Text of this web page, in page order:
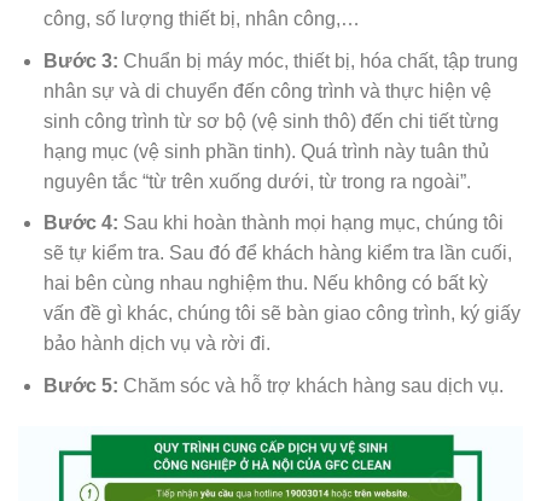
công, số lượng thiết bị, nhân công,…
Bước 3: Chuẩn bị máy móc, thiết bị, hóa chất, tập trung
nhân sự và di chuyển đến công trình và thực hiện vệ
sinh công trình từ sơ bộ (vệ sinh thô) đến chi tiết từng
hạng mục (vệ sinh phần tinh). Quá trình này tuân thủ
nguyên tắc “từ trên xuống dưới, từ trong ra ngoài”.
Bước 4: Sau khi hoàn thành mọi hạng mục, chúng tôi
sẽ tự kiểm tra. Sau đó để khách hàng kiểm tra lần cuối,
hai bên cùng nhau nghiệm thu. Nếu không có bất kỳ
vấn đề gì khác, chúng tôi sẽ bàn giao công trình, ký giấy
bảo hành dịch vụ và rời đi.
Bước 5: Chăm sóc và hỗ trợ khách hàng sau dịch vụ.